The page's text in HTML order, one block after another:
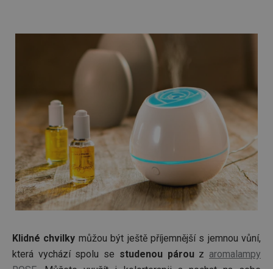
Klidné chvilky můžou být ještě příjemnější s jemnou vůní,
která vychází spolu se studenou párouz aromalampy